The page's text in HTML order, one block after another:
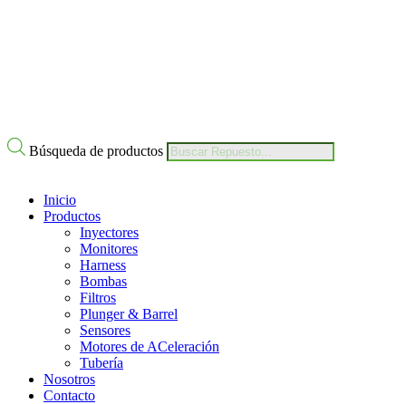
Búsqueda de productos
Inicio
Productos
Inyectores
Monitores
Harness
Bombas
Filtros
Plunger & Barrel
Sensores
Motores de ACeleración
Tubería
Nosotros
Contacto